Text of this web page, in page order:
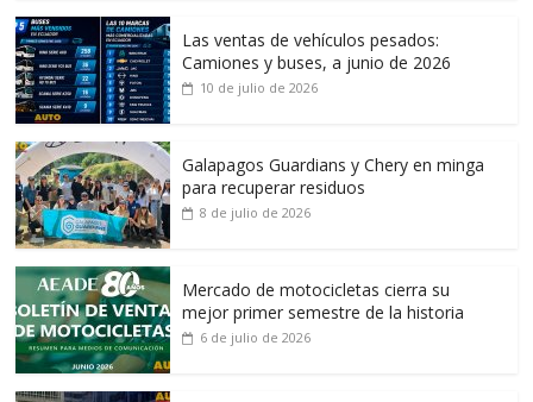
Las ventas de vehículos pesados:
Camiones y buses, a junio de 2026
10 de julio de 2026
Galapagos Guardians y Chery en minga
para recuperar residuos
8 de julio de 2026
Mercado de motocicletas cierra su
mejor primer semestre de la historia
6 de julio de 2026